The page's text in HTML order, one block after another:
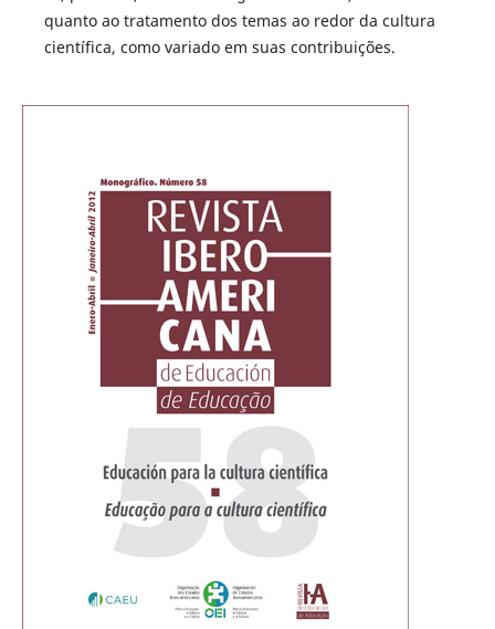
quanto ao tratamento dos temas ao redor da cultura
científica, como variado em suas contribuições.